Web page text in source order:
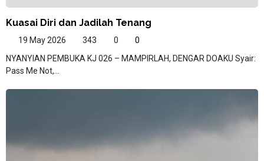
Kuasai Diri dan Jadilah Tenang
19 May 2026 343 0
0
NYANYIAN PEMBUKA KJ 026 – MAMPIRLAH, DENGAR DOAKU Syair:
Pass Me Not,...